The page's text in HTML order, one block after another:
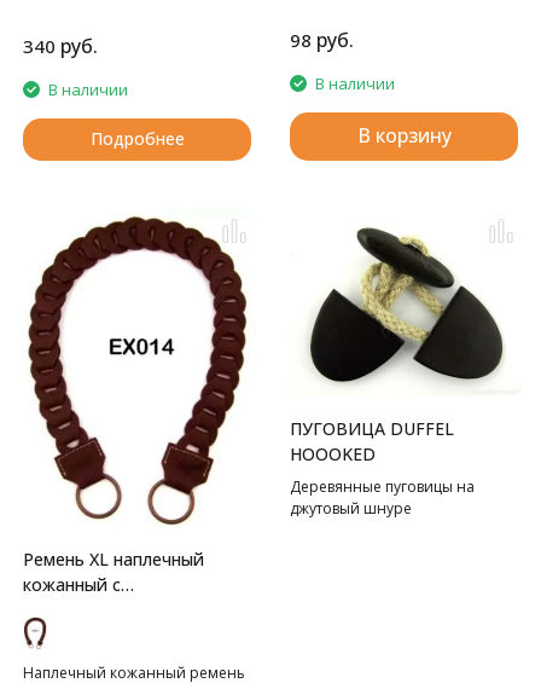
340 руб.
В наличии
Подробнее
98 руб.
В наличии
В корзину
Ремень XL наплечный
кожанный с
Hoooked для сумок
Наплечный кожанный ремень
ПУГОВИЦА DUFFEL
HOOOKED
Деревянные пуговицы на
джутовый шнуре